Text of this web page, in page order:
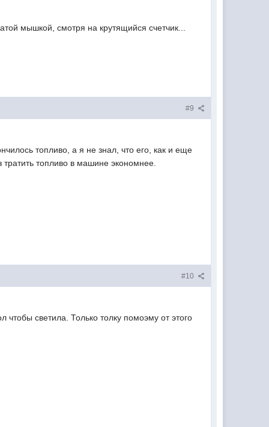
мышкой, смотря на крутящийся счетчик...
#9
топливо, а я не знал, что его, как и еще
топливо в машине экономнее.
#10
светила. Только толку помоэму от этого